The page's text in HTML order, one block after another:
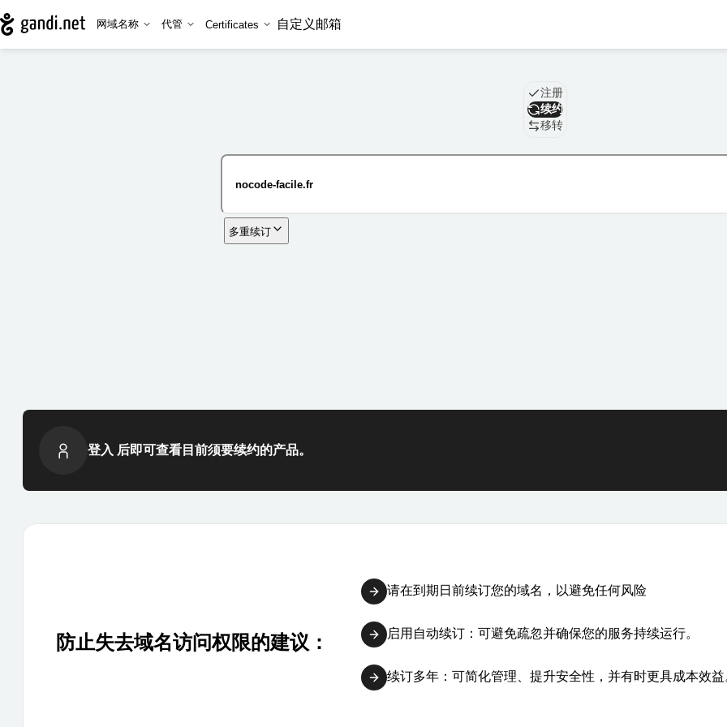
网域名称 代管 Certificates 自定义邮箱
域名注册
续约
移转
多重续订
登入 后即可查看目前须要续约的产品。
防止失去域名访问权限的建议：
请在到期日前续订您的域名，以避免任何风险
启用自动续订：可避免疏忽并确保您的服务持续运行。
续订多年：可简化管理、提升安全性，并有时更具成本效益